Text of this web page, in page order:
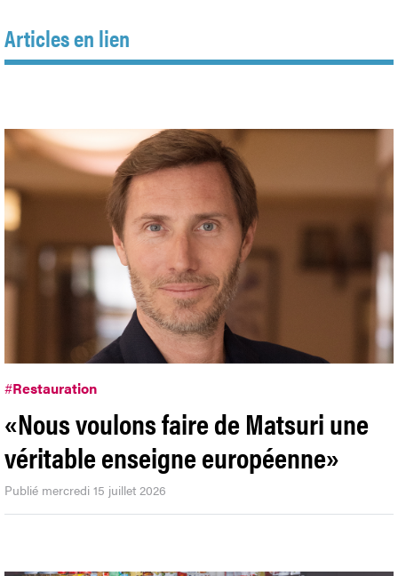
Articles en lien
#Restauration
«Nous voulons faire de Matsuri une
véritable enseigne européenne»
Publié mercredi 15 juillet 2026